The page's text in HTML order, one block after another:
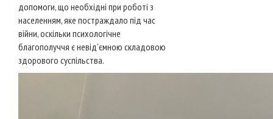
допомоги, що необхідні при роботі з
населенням, яке постраждало під час
війни, оскільки психологічне
благополуччя є невід’ємною складовою
здорового суспільства.